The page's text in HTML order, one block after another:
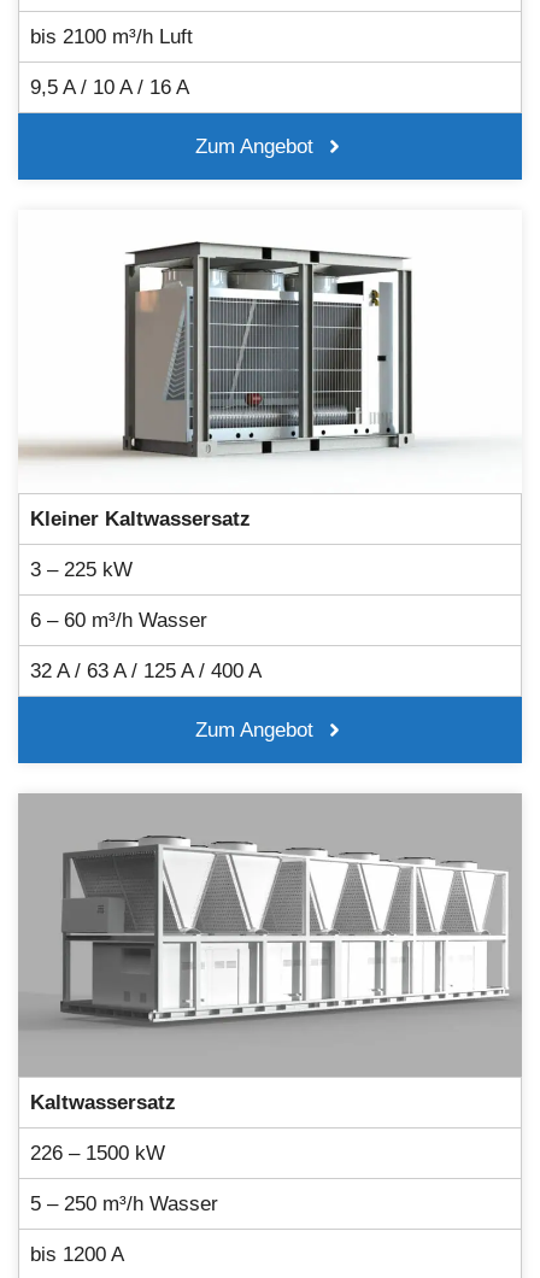
bis 2100 m³/h Luft
9,5 A / 10 A / 16 A
Zum Angebot
Kleiner Kaltwassersatz
3 – 225 kW
6 – 60 m³/h Wasser
32 A / 63 A / 125 A / 400 A
Zum Angebot
Kaltwassersatz
226 – 1500 kW
5 – 250 m³/h Wasser
bis 1200 A